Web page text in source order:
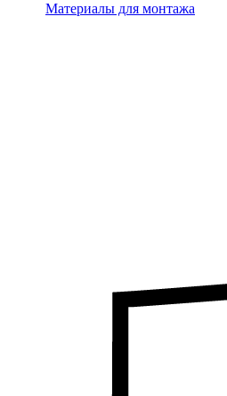
Материалы для монтажа